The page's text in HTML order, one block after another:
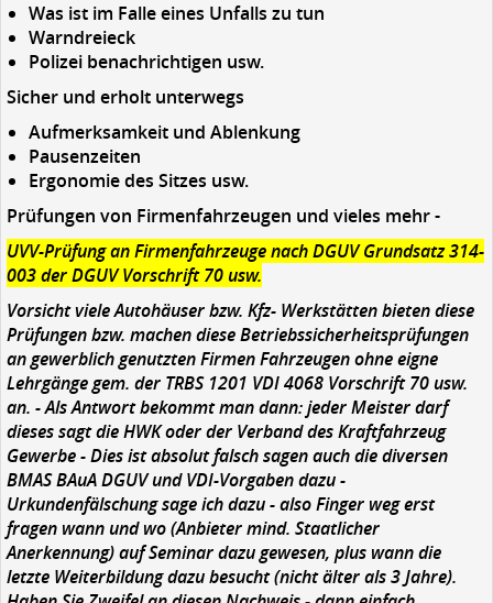
Was ist im Falle eines Unfalls zu tun
Warndreieck
Polizei benachrichtigen usw.
Sicher und erholt unterwegs
Aufmerksamkeit und Ablenkung
Pausenzeiten
Ergonomie des Sitzes usw.
Prüfungen von Firmenfahrzeugen und vieles mehr -
UVV-Prüfung an Firmenfahrzeuge nach DGUV Grundsatz 314-
003 der DGUV Vorschrift 70 usw.
Vorsicht viele Autohäuser bzw. Kfz- Werkstätten bieten diese
Prüfungen bzw. machen diese Betriebssicherheitsprüfungen
an gewerblich genutzten Firmen Fahrzeugen ohne eigne
Lehrgänge gem. der TRBS 1201 VDI 4068 Vorschrift 70 usw.
an. - Als Antwort bekommt man dann: jeder Meister darf
dieses sagt die HWK oder der Verband des Kraftfahrzeug
Gewerbe - Dies ist absolut falsch sagen auch die diversen
BMAS BAuA DGUV und VDI-Vorgaben dazu -
Urkundenfälschung sage ich dazu - also Finger weg erst
fragen wann und wo (Anbieter mind. Staatlicher
Anerkennung) auf Seminar dazu gewesen, plus wann die
letzte Weiterbildung dazu besucht (nicht älter als 3 Jahre).